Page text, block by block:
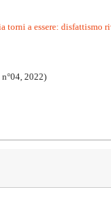
a essere:
2022)